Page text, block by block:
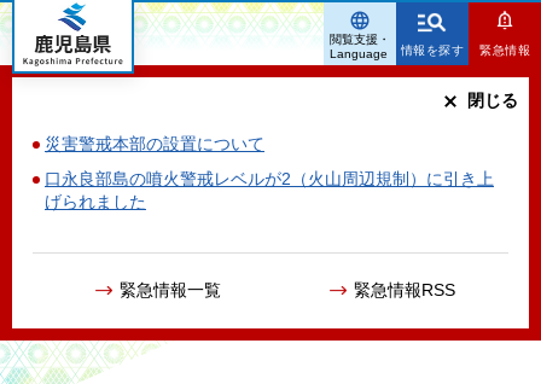
鹿児島県
情報を探す 緊急情報
災害警戒本部の設置について
口永良部島の噴火警戒レベルが2（火山周辺規制）に引き上
げられました
緊急情報一覧 緊急情報RSS
閉じる
閲覧支援・
Language